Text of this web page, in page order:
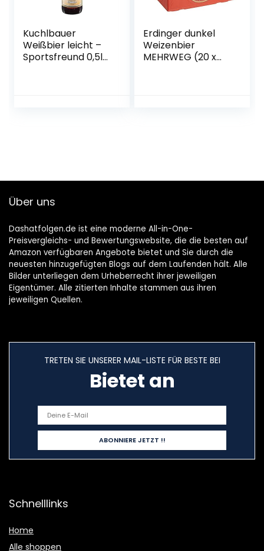
Kuchlbauer
Weißbier leicht –
Sportsfreund 0,5l
Erdinger dunkel
Weizenbier
MEHRWEG (20 x
Über uns
Dashatfolgen.de ist eine moderne All-in-One-
Preisvergleichs- und Bewertungswebsite, die die besten auf
Amazon verfügbaren Angebote bietet und Sie durch die
neuesten hinzugefügten Blogs auf dem Laufenden hält. Alle
Bilder unterliegen dem Urheberrecht ihrer jeweiligen
Eigentümer. Alle zitierten Inhalte stammen aus ihren
jeweiligen Quellen.
TRETEN SIE UNSERER MAIL-LISTE FÜR BESTE BEI
Bietet an
Schnelllinks
Home
Alle shoppen